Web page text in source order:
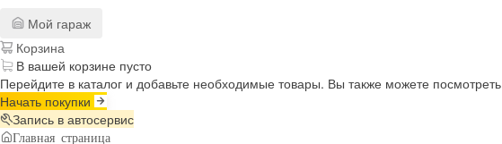
Мой гараж
Корзина
В вашей корзине пусто
Перейдите в каталог и добавьте необходимые товары. Вы также можете посмотреть
Начать покупки
Запись в автосервис
Главная страница